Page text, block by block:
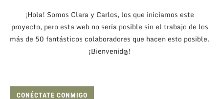
¡Hola! Somos Clara y Carlos, los que iniciamos este
proyecto, pero esta web no sería posible sin el trabajo de los
más de 50 fantásticos colaboradores que hacen esto posible.
¡Bienvenid@!
CONÉCTATE CONMIGO